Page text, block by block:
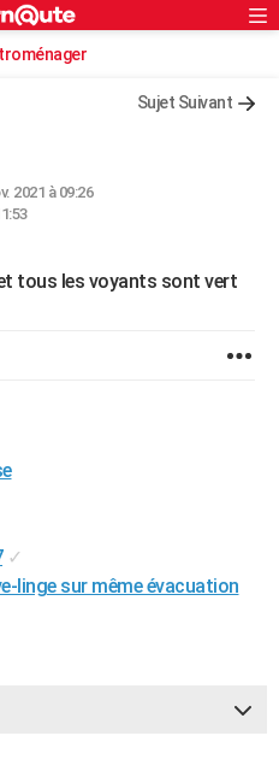
Sujet Suivant
2021 à 09:26
tous les voyants sont vert
✓
linge sur même évacuation